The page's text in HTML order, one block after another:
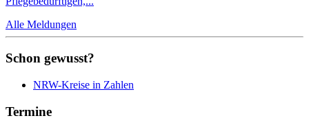
Alle Meldungen
Schon gewusst?
NRW-Kreise in Zahlen
Termine